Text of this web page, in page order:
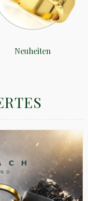
Neuheiten